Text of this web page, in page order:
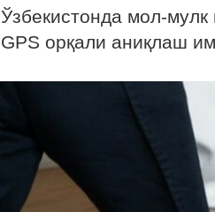
Ўзбекистонда мол-
GPS орқали аниқлаш